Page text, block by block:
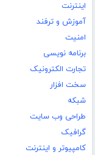
اینترنت
آموزش و ترفند
امنیت
برنامه نویسی
تجارت الکترونیک
سخت افزار
شبکه
طراحی وب سایت
گرافیک
کامپیوتر و اینترنت